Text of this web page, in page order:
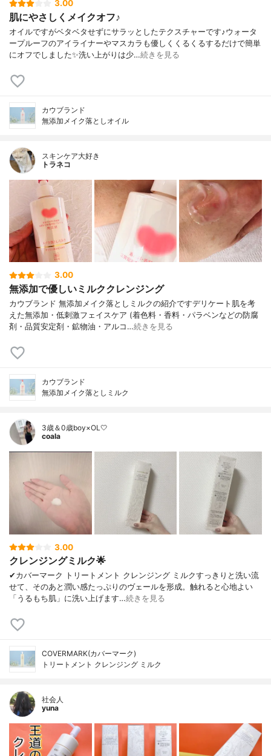
3.00
肌にやさしくメイクオフ♪
オイルですがベタベタせずにサラッとしたテクスチャーです♪ウォータ
ープルーフのアイライナーやマスカラも優しくくるくるするだけで簡単
にオフでしました✨洗い上がりは少…続きを見る
カウブランド
無添加メイク落としオイル
スキンケア大好き
トラネコ
3.00
無添加で優しいミルククレンジング
カウブランド 無添加メイク落としミルクの紹介ですデリケート肌を考
えた無添加・低刺激フェイスケア (着色料・香料・パラベンなどの防腐
剤・品質安定剤・鉱物油・アルコ…続きを見る
カウブランド
無添加メイク落としミルク
3歳＆0歳boy×OL🤍
coala
3.00
クレンジングミルク🌟
✔︎カバーマーク トリートメント クレンジング ミルクすっきりと洗い流
せて、そのあと潤い感たっぷりのヴェールを形成。触れると心地よい
「うるもち肌」に洗い上げます…続きを見る
COVERMARK(カバーマーク)
トリートメント クレンジング ミルク
社会人
yuna